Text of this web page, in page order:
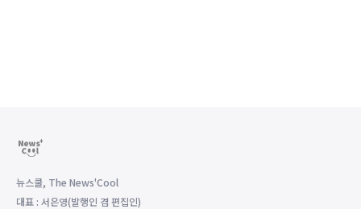
뉴스쿨, The News'Cool
대표 : 서은영(발행인 겸 편집인)